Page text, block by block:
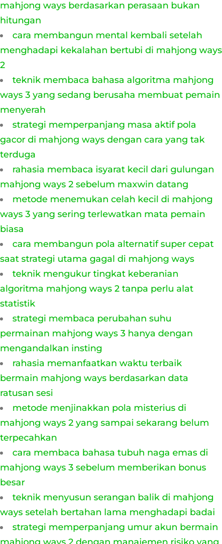
mahjong ways berdasarkan perasaan bukan
hitungan
cara membangun mental kembali setelah
menghadapi kekalahan bertubi di mahjong ways
2
teknik membaca bahasa algoritma mahjong
ways 3 yang sedang berusaha membuat pemain
menyerah
strategi memperpanjang masa aktif pola
gacor di mahjong ways dengan cara yang tak
terduga
rahasia membaca isyarat kecil dari gulungan
mahjong ways 2 sebelum maxwin datang
metode menemukan celah kecil di mahjong
ways 3 yang sering terlewatkan mata pemain
biasa
cara membangun pola alternatif super cepat
saat strategi utama gagal di mahjong ways
teknik mengukur tingkat keberanian
algoritma mahjong ways 2 tanpa perlu alat
statistik
strategi membaca perubahan suhu
permainan mahjong ways 3 hanya dengan
mengandalkan insting
rahasia memanfaatkan waktu terbaik
bermain mahjong ways berdasarkan data
ratusan sesi
metode menjinakkan pola misterius di
mahjong ways 2 yang sampai sekarang belum
terpecahkan
cara membaca bahasa tubuh naga emas di
mahjong ways 3 sebelum memberikan bonus
besar
teknik menyusun serangan balik di mahjong
ways setelah bertahan lama menghadapi badai
strategi memperpanjang umur akun bermain